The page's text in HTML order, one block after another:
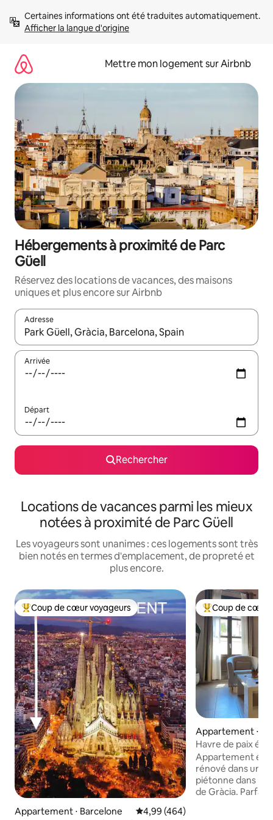
directement
Afficher la langue d'origine
Mettre mon logement sur Airbnb
Hébergements à proximité de Parc
Güell
Réservez des locations de vacances, des maisons
uniques et plus encore sur Airbnb
Adresse
Lorsque les résultats s'affichent, utilisez les flèches vers le
Arrivée
Départ
Rechercher
Locations de vacances parmi les mieux
notées à proximité de Parc Güell
Les voyageurs sont unanimes : ces logements sont très
bien notés en termes d'emplacement, de propreté et
plus encore.
Coups de cœur voyageurs les plus appréciés
Coup de cœur voyageurs
Appartement ⋅ Barcelone Évaluation moyenne sur la
4,99 (464)
Coups de cœur
Coup de cœur
Appartement ⋅
Havre de paix
Família
Appartement
rénové dans une
piétonne dans
de Gràcia.